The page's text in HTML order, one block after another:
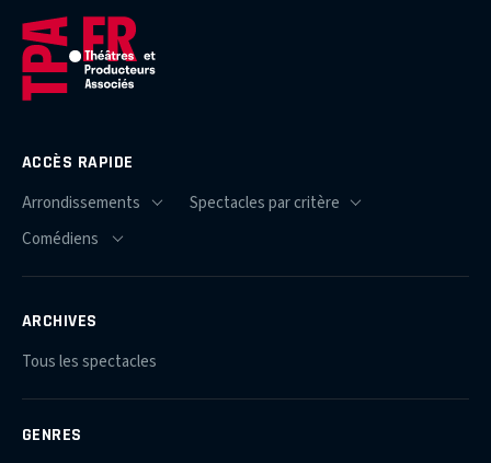
ACCÈS RAPIDE
ARCHIVES
Tous les spectacles
GENRES